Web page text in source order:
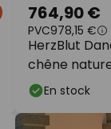
HerzBlut
chêne
764,90 €
PVC978,15 €
En stock